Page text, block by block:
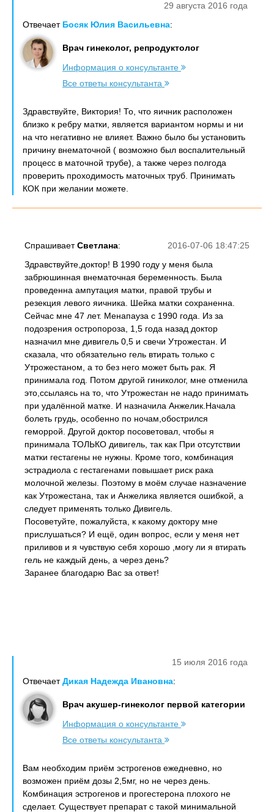
29 августа 2016 года
Отвечает Босяк Юлия Васильевна:
Врач гинеколог, репродуктолог
Информация о консультанте
Все ответы консультанта
Здравствуйте, Виктория! То, что яичник расположен
близко к ребру матки, является вариантом нормы и ни
на что негативно не влияет. Важно было бы установить
причину внематочной ( возможно был воспалительный
процесс в маточной трубе), а также через полгода
проверить проходимость маточных труб. Принимать
КОК при желании можете.
2016-07-06 18:47:25
СпрашиваетСветлана:
Здравствуйте,доктор! В 1990 году у меня была
забрюшинная внематочная беременность. Была
проведенна ампутация матки, правой трубы и
резекция левого яичника. Шейка матки сохраненна.
Сейчас мне 47 лет. Менапауза с 1990 года. Из за
подозрения остропороза, 1,5 года назад доктор
назначил мне дивигель 0,5 и свечи Утрожестан. И
сказала, что обязательно гель втирать только с
Утрожестаном, а то без него может быть рак. Я
принимала год. Потом другой гиниколог, мне отменила
это,ссылаясь на то, что Утрожестан не надо принимать
при удалённой матке. И назначила Анжелик.Начала
болеть грудь, особенно по ночам,обострился
геморрой. Другой доктор посоветовал, чтобы я
принимала ТОЛЬКО дивигель, так как При отсутствии
матки гестагены не нужны. Кроме того, комбинация
эстрадиола с гестагенами повышает риск рака
молочной железы. Поэтому в моём случае назначение
как Утрожестана, так и Анжелика является ошибкой, а
следует применять только Дивигель.
Посоветуйте, пожалуйста, к какому доктору мне
прислушаться? И ещё, один вопрос, если у меня нет
приливов и я чувствую себя хорошо ,могу ли я втирать
гель не каждый день, а через день?
Заранее благодарю Вас за ответ!
15 июля 2016 года
ОтвечаетДикая Надежда Ивановна:
Врач акушер-гинеколог первой категории
Информация о консультанте
Все ответы консультанта
Вам необходим приём эстрогенов ежедневно, но
возможен приём дозы 2,5мг, но не через день.
Комбинация эстрогенов и прогестерона плохого не
сделает. Существует препарат с такой минимальной